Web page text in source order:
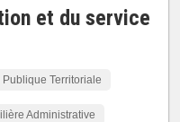
et du service
Publique Territoriale
Administrative